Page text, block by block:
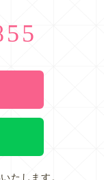
たします。